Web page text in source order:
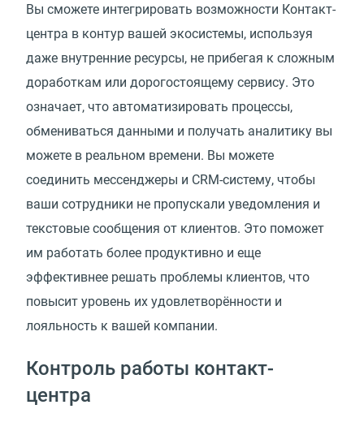
Вы сможете интегрировать возможности Контакт-
центра в контур вашей экосистемы, используя
даже внутренние ресурсы, не прибегая к сложным
доработкам или дорогостоящему сервису. Это
означает, что автоматизировать процессы,
обмениваться данными и получать аналитику вы
можете в реальном времени. Вы можете
соединить мессенджеры и CRM-систему, чтобы
ваши сотрудники не пропускали уведомления и
текстовые сообщения от клиентов. Это поможет
им работать более продуктивно и еще
эффективнее решать проблемы клиентов, что
повысит уровень их удовлетворённости и
лояльность к вашей компании.
Контроль работы контакт-
центра